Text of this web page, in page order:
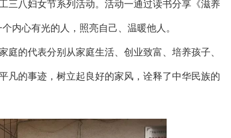
三八妇女节系列活动。活动一通过读书分享《滋养
内心有光的人，照亮自己、温暖他人。
的代表分别从家庭生活、创业致富、培养孩子、
凡的事迹，树立起良好的家风，诠释了中华民族的